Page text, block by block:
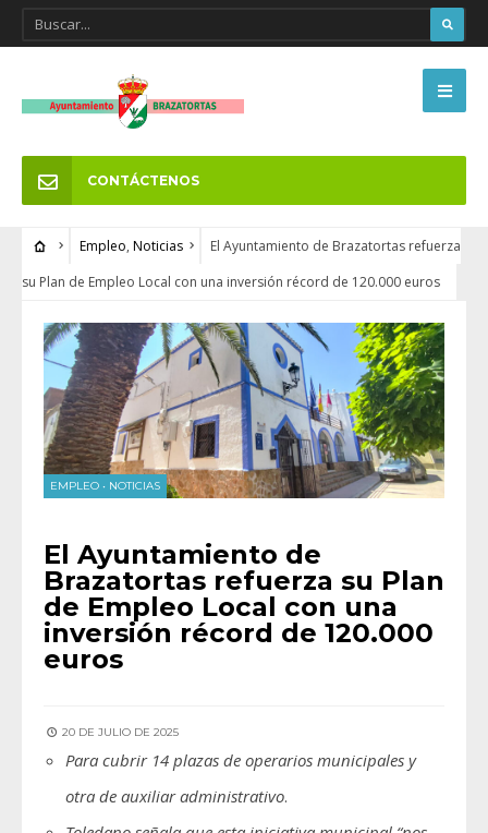
CONTÁCTENOS
Empleo, Noticias
El Ayuntamiento de Brazatortas refuerza
su Plan de Empleo Local con una inversión récord de 120.000 euros
EMPLEO • NOTICIAS
El Ayuntamiento de
Brazatortas refuerza su Plan
de Empleo Local con una
inversión récord de 120.000
euros
20 DE JULIO DE 2025
Para cubrir 14 plazas de operarios municipales y
otra de auxiliar administrativo.